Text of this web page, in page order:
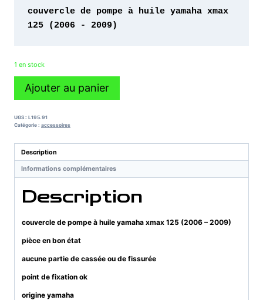
couvercle de pompe à huile yamaha xmax
125 (2006 - 2009)
1 en stock
quantité
de
pompe
huile
yamaha
xmax
(2006
Ajouter au panier
UGS : L195.91
Catégorie : accessoires
Description
Informations complémentaires
Description
couvercle de pompe à huile yamaha xmax 125 (2006 – 2009)
pièce en bon état
aucune partie de cassée ou de fissurée
point de fixation ok
origine yamaha